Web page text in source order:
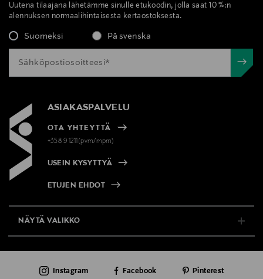
Uutena tilaajana lähetämme sinulle etukoodin, jolla saat 10 %:n
alennuksen normaalihintaisesta kertaostoksesta.
Suomeksi På svenska
ASIAKASPALVELU
OTA YHTEYTTÄ
+358 9 1211(pvm/mpm)
USEIN KYSYTTYÄ
ETUJEN EHDOT
NÄYTÄ VALIKKO
AJANKOHTAISTA
Instagram Facebook Pinterest